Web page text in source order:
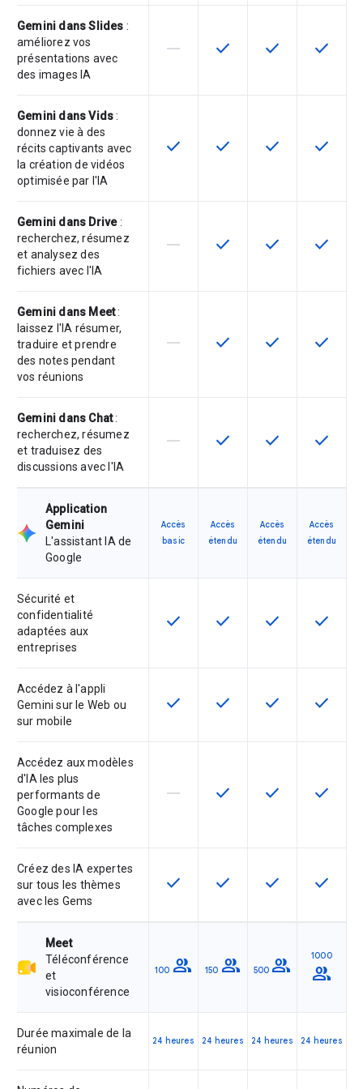
Gemini dans Slides :
améliorez vos
présentations avec
des images IA
Cette fonctionnalité n'est pas
horizontal_rule Cette fonctionnalité est
check Cette
check Cette
check
Gemini dans Vids:
donnez vie à des
récits captivants avec
la création de vidéos
optimisée par l'IA
Cette fonctionnalité est disponible
check Cette fonctionnalité est
check Cette
check Cette
check
Gemini dans Drive:
recherchez, résumez
et analysez des
fichiers avec l'IA
Cette fonctionnalité n'est pas
horizontal_rule Cette fonctionnalité est
check Cette
check Cette
check
Gemini dans Meet:
laissez l'IA résumer,
traduire et prendre
des notes pendant
vos réunions
Cette fonctionnalité n'est pas
horizontal_rule Cette fonctionnalité est
check Cette
check Cette
check
Gemini dans Chat:
recherchez, résumez
et traduisez des
discussions avec l'IA
Cette fonctionnalité n'est pas
horizontal_rule Cette fonctionnalité est
check Cette
check Cette
check
Application
Gemini
L'assistant IA de
Google
Accès
basic
Accès
étendu
Accès
étendu
Accès
étendu
Sécurité et
confidentialité
adaptées aux
entreprises
Cette fonctionnalité est disponible
check Cette fonctionnalité est
check Cette
check Cette
check
Accédez à l'appli
Gemini sur le Web ou
sur mobile
Cette fonctionnalité est disponible
check Cette fonctionnalité est
check Cette
check Cette
check
Accédez aux modèles
d'IA les plus
performants de
Google pour les
tâches complexes
Cette fonctionnalité n'est pas
horizontal_rule Cette fonctionnalité est
check Cette
check Cette
check
Créez des IA expertes
sur tous les thèmes
avec les Gems
Cette fonctionnalité est disponible
check Cette fonctionnalité est
check Cette
check Cette
check
Meet
Téléconférence
et
visioconférence
100 group 150 group 500 group 1000
group
Durée maximale de la
réunion
24 heures 24 heures 24 heures 24 heures